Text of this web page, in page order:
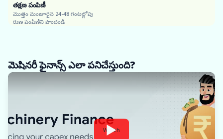
తక్షణ పంపిణీ
మొత్తం మంజూరైన 24-48 గంటల్లోపు
రుణ పంపిణీని పొందండి
మెషినరీ ఫైనాన్స్ ఎలా పనిచేస్తుంది?
Watch